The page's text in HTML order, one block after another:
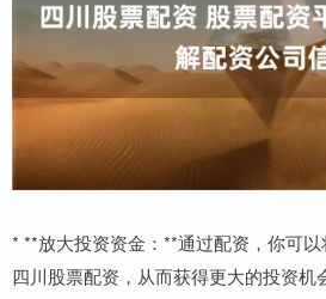
* **放大投资资金：**通过配资，你可
四川股票配资，从而获得更大的投资机